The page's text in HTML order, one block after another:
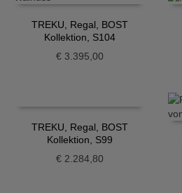
TREKU, Regal, BOST
Kollektion, S104
€3.395,00
TREKU, Regal, BOST
Kollektion, S99
€2.284,80